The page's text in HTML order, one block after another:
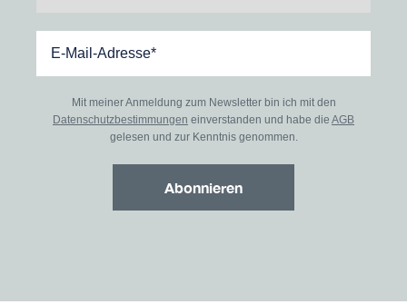
Mit meiner Anmeldung zum Newsletter bin ich mit den
Datenschutzbestimmungen einverstanden und habe die AGB
gelesen und zur Kenntnis genommen.
Abonnieren